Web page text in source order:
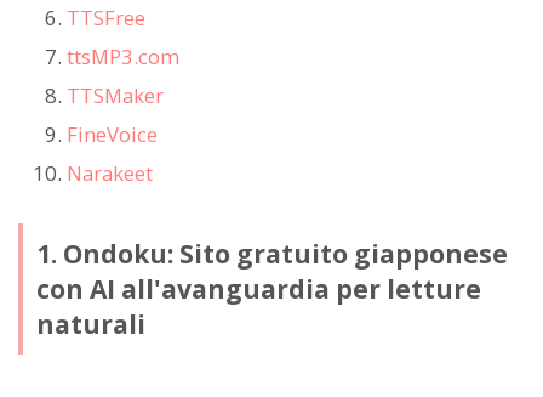
TTSFree
ttsMP3.com
TTSMaker
FineVoice
Narakeet
1. Ondoku: Sito gratuito giapponese
con AI all'avanguardia per letture
naturali